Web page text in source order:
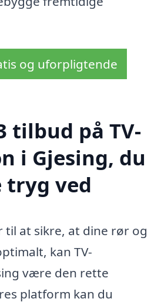
og uforpligtende
tilbud på TV-
i Gjesing, du
ved
til at sikre, at dine rør og
kan TV-
være den rette
platform kan du